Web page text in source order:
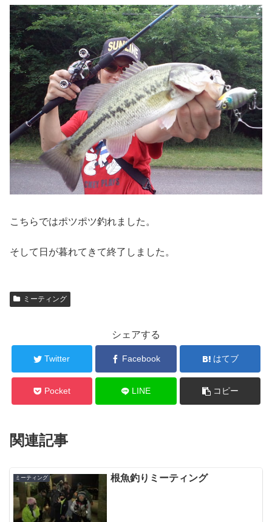
こちらではポツポツ釣れました。
そして日が暮れてきて終了しました。
ミーティング
シェアする
Twitter Facebook はてブ
Pocket LINE コピー
関連記事
ミーティング 根魚釣りミーティング